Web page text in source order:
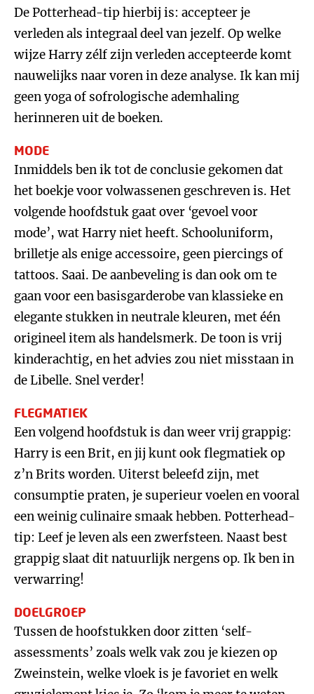
De Potterhead-tip hierbij is: accepteer je
verleden als integraal deel van jezelf. Op welke
wijze Harry zélf zijn verleden accepteerde komt
nauwelijks naar voren in deze analyse. Ik kan mij
geen yoga of sofrologische ademhaling
herinneren uit de boeken.
MODE
Inmiddels ben ik tot de conclusie gekomen dat
het boekje voor volwassenen geschreven is. Het
volgende hoofdstuk gaat over ‘gevoel voor
mode’, wat Harry niet heeft. Schooluniform,
brilletje als enige accessoire, geen piercings of
tattoos. Saai. De aanbeveling is dan ook om te
gaan voor een basisgarderobe van klassieke en
elegante stukken in neutrale kleuren, met één
origineel item als handelsmerk. De toon is vrij
kinderachtig, en het advies zou niet misstaan in
de Libelle. Snel verder!
FLEGMATIEK
Een volgend hoofdstuk is dan weer vrij grappig:
Harry is een Brit, en jij kunt ook flegmatiek op
z’n Brits worden. Uiterst beleefd zijn, met
consumptie praten, je superieur voelen en vooral
een weinig culinaire smaak hebben. Potterhead-
tip: Leef je leven als een zwerfsteen. Naast best
grappig slaat dit natuurlijk nergens op. Ik ben in
verwarring!
DOELGROEP
Tussen de hoofstukken door zitten ‘self-
assessments’ zoals welk vak zou je kiezen op
Zweinstein, welke vloek is je favoriet en welk